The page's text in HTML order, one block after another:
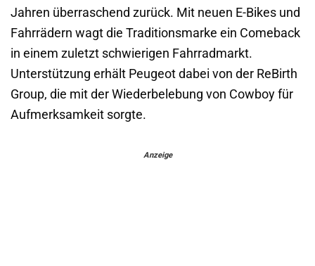
Jahren überraschend zurück. Mit neuen E-Bikes und
Fahrrädern wagt die Traditionsmarke ein Comeback
in einem zuletzt schwierigen Fahrradmarkt.
Unterstützung erhält Peugeot dabei von der ReBirth
Group, die mit der Wiederbelebung von Cowboy für
Aufmerksamkeit sorgte.
Anzeige